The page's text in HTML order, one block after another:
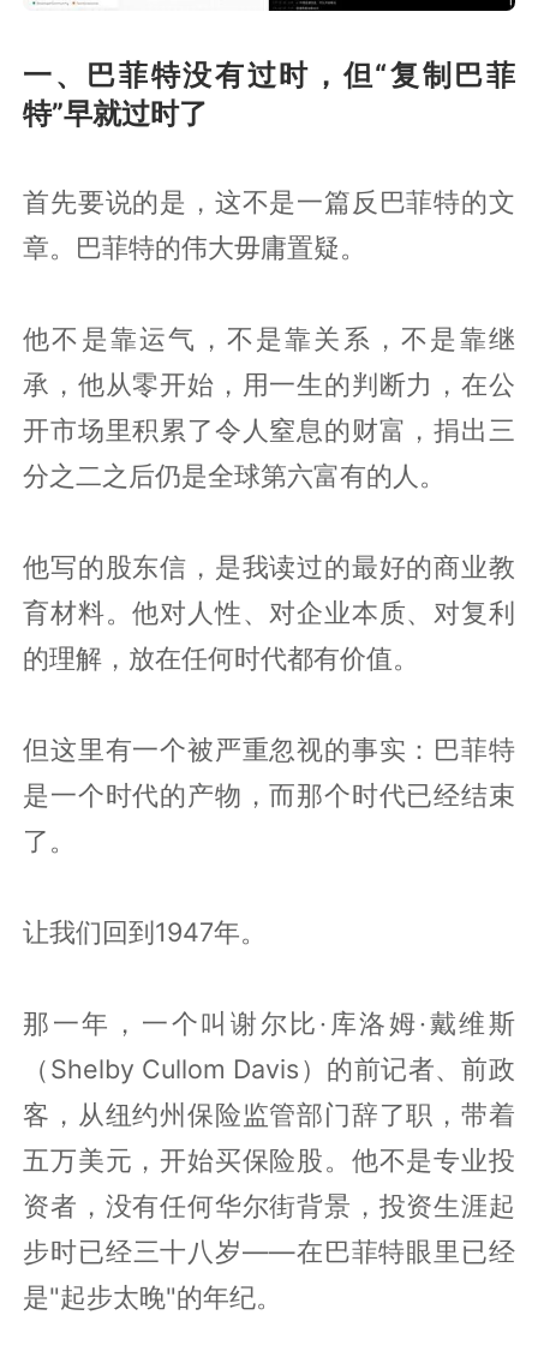
一、巴菲特没有过时，但“复制巴菲
特”早就过时了
首先要说的是，这不是一篇反巴菲特的文
章。巴菲特的伟大毋庸置疑。
他不是靠运气，不是靠关系，不是靠继
承，他从零开始，用一生的判断力，在公
开市场里积累了令人窒息的财富，捐出三
分之二之后仍是全球第六富有的人。
他写的股东信，是我读过的最好的商业教
育材料。他对人性、对企业本质、对复利
的理解，放在任何时代都有价值。
但这里有一个被严重忽视的事实：巴菲特
是一个时代的产物，而那个时代已经结束
了。
让我们回到1947年。
那一年，一个叫谢尔比·库洛姆·戴维斯
（Shelby Cullom Davis）的前记者、前政
客，从纽约州保险监管部门辞了职，带着
五万美元，开始买保险股。他不是专业投
资者，没有任何华尔街背景，投资生涯起
步时已经三十八岁——在巴菲特眼里已经
是"起步太晚"的年纪。